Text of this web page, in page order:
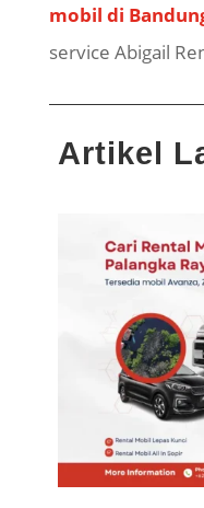
mobil di
service Abigail
Artikel